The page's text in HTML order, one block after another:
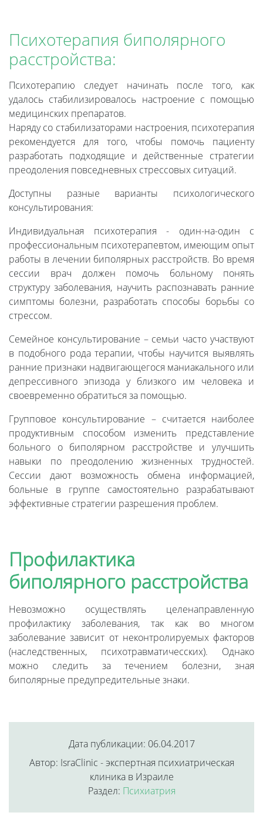
Психотерапия биполярного
расстройства:
Психотерапию следует начинать после того, как
удалось стабилизировалось настроение с помощью
медицинских препаратов.
Наряду со стабилизаторами настроения, психотерапия
рекомендуется для того, чтобы помочь пациенту
разработать подходящие и действенные стратегии
преодоления повседневных стрессовых ситуаций.
Доступны разные варианты психологического
консультирования:
Индивидуальная психотерапия - один-на-один с
профессиональным психотерапевтом, имеющим опыт
работы в лечении биполярных расстройств. Во время
сессии врач должен помочь больному понять
структуру заболевания, научить распознавать ранние
симптомы болезни, разработать способы борьбы со
стрессом.
Семейное консультирование – семьи часто участвуют
в подобного рода терапии, чтобы научится выявлять
ранние признаки надвигающегося маниакального или
депрессивного эпизода у близкого им человека и
своевременно обратиться за помощью.
Групповое консультирование – считается наиболее
продуктивным способом изменить представление
больного о биполярном расстройстве и улучшить
навыки по преодолению жизненных трудностей.
Сессии дают возможность обмена информацией,
больные в группе самостоятельно разрабатывают
эффективные стратегии разрешения проблем.
Профилактика
биполярного расстройства
Невозможно осуществлять целенаправленную
профилактику заболевания, так как во многом
заболевание зависит от неконтролируемых факторов
(наследственных, психотравматичесских). Однако
можно следить за течением болезни, зная
биполярные предупредительные знаки.
Дата публикации: 06.04.2017
Автор: IsraClinic - экспертная психиатрическая
клиника в Израиле
Раздел: Психиатрия